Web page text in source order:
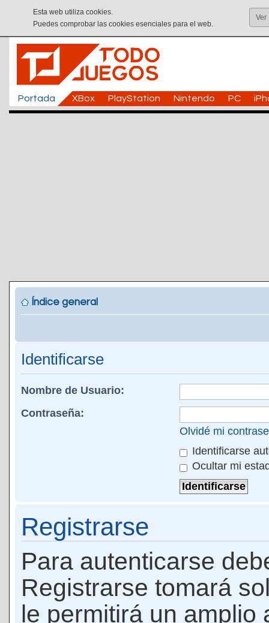
Esta web utiliza cookies.
Puedes comprobar las cookies esenciales para el web.
Ver
Portada XBox PlayStation Nintendo PC
Índice general
Identificarse
Nombre de Usuario:
Contraseña:
Olvidé mi
Identificarse
Ocultar mi
Registrarse
Para autenticarse
Registrarse tomará
le permitirá un amplio